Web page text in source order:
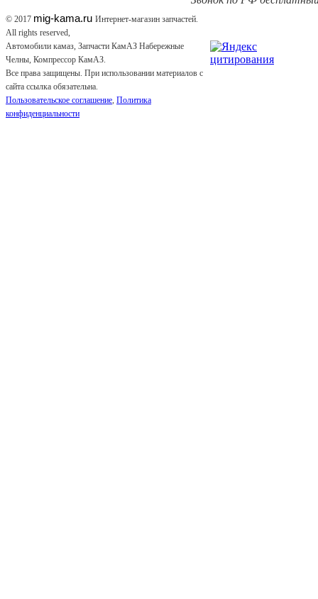
© 2017 mig-kama.ru Интернет-магазин запчастей.
All rights reserved,
Автомобили камаз, Запчасти КамАЗ Набережные
Челны, Компрессор КамАЗ.
Все права защищены. При использовании материалов с
сайта ссылка обязательна.
Пользовательское соглашение, Политика
конфиденциальности